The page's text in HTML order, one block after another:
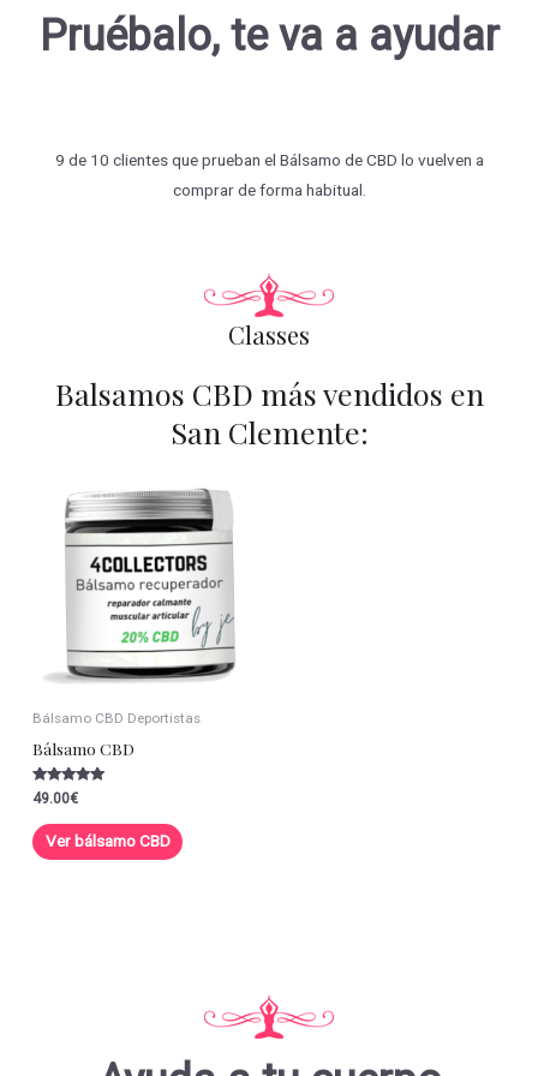
Pruébalo, te va a ayudar
9 de 10 clientes que prueban el Bálsamo de CBD lo vuelven a
comprar de forma habitual.
Classes
Balsamos CBD más vendidos en
San Clemente:
Bálsamo CBD Deportistas
Bálsamo CBD
Valorado con
5.00
de 5
49.00€
Ver bálsamo CBD